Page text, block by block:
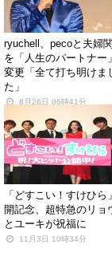
ryuchell、pecoと夫婦
を「人生のパートナー
変更「全て打ち明けま
た」
8月26日 06時41分
「どすこい！すけひら
開記念、超特急のリョ
とユーキが祝福に
11月3日 10時34分